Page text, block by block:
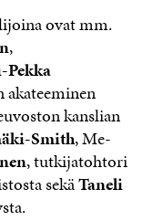
ovat mm.
,
kanslian
Smith, Me-
, tutkijatohtori
sekäTaneli